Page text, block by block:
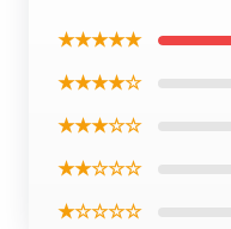
★★★★★
★★★★☆
★★★☆☆
★★☆☆☆
★☆☆☆☆